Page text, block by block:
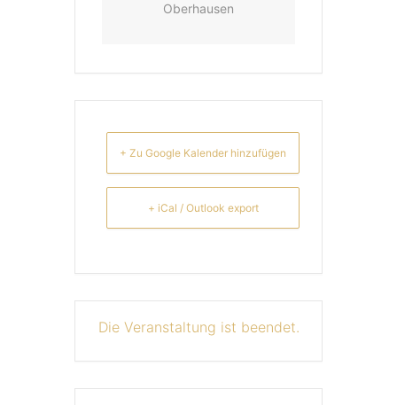
Oberhausen
+ Zu Google Kalender hinzufügen
+ iCal / Outlook export
Die Veranstaltung ist beendet.